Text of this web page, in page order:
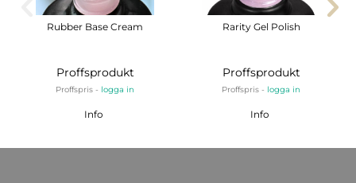
Rubber Base Cream
Proffsprodukt
Proffspris - logga in
Info
Rarity Gel Polish
Proffsprodukt
Proffspris - logga in
Info